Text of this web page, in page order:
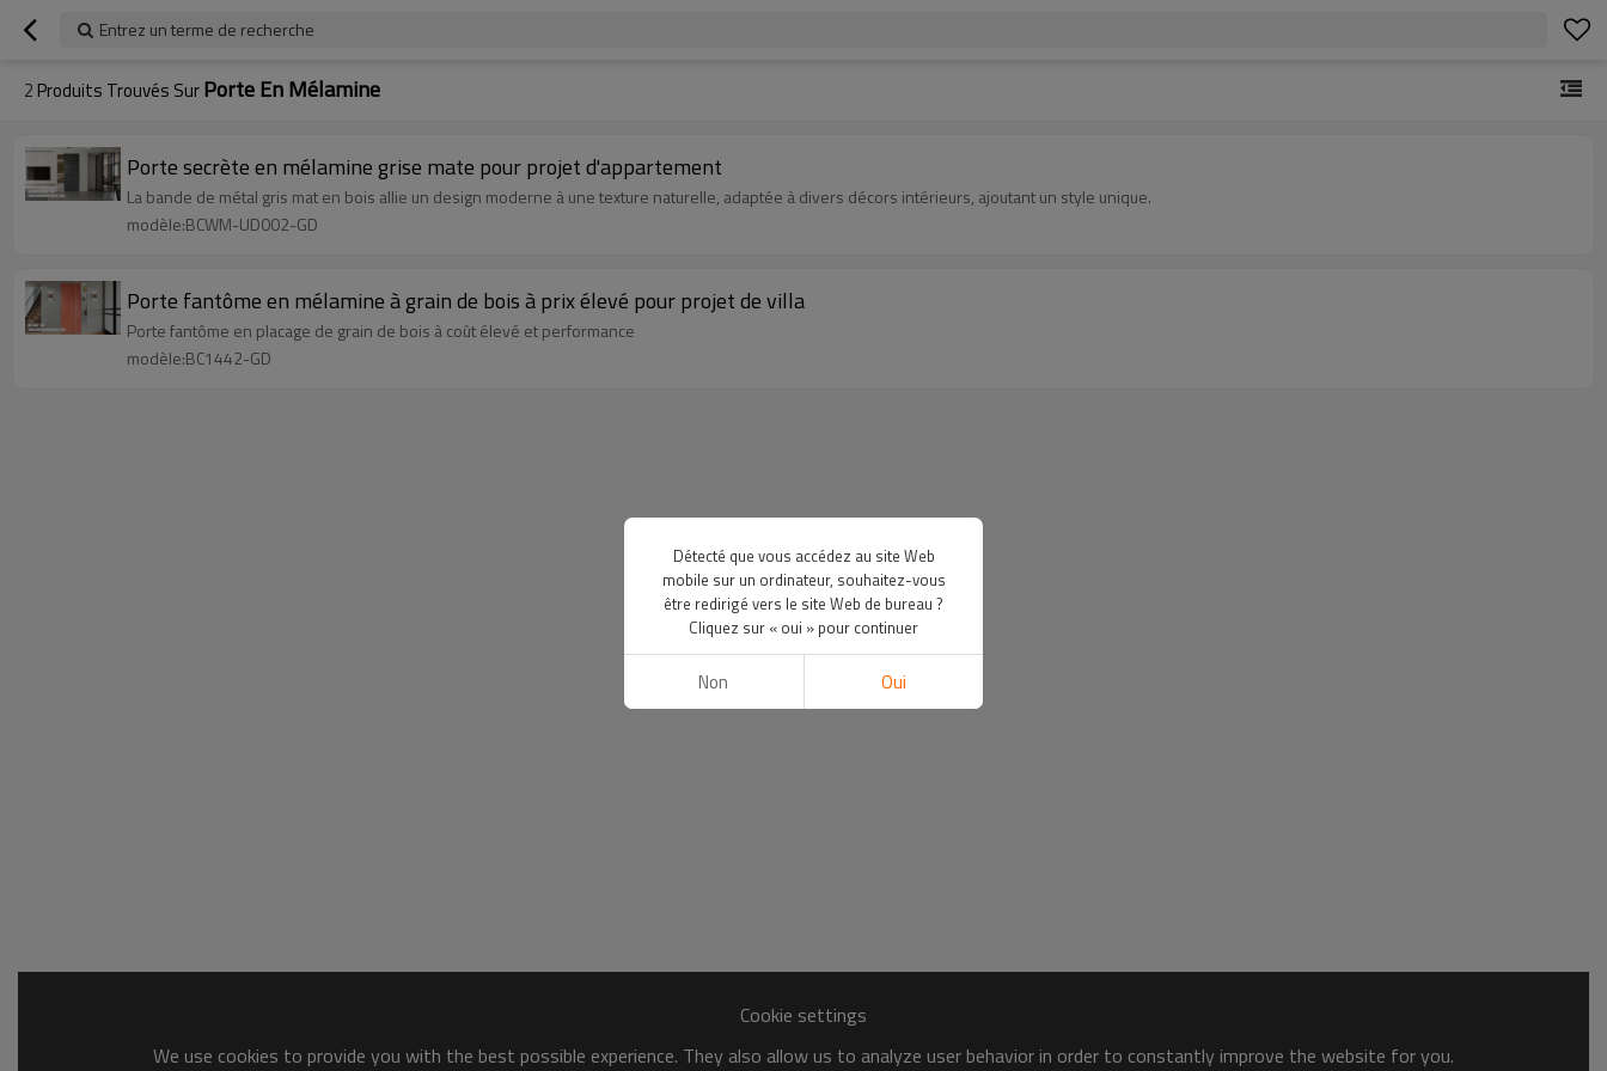
Entrez un terme de recherche
2 Produits Trouvés SurPorte En Mélamine
Porte secrète en mélamine grise mate pour projet d'appartement
La bande de métal gris mat en bois allie un design moderne à une texture naturelle, adaptée à divers décors intérieurs, ajoutant un style unique.
modèle:BCWM-UD002-GD
Porte fantôme en mélamine à grain de bois à prix élevé pour projet de villa
Porte fantôme en placage de grain de bois à coût élevé et performance
modèle:BC1442-GD
Cookie settings
We use cookies to provide you with the best possible experience. They also allow us to analyze user behavior in order to constantly improve the website for you.
Détecté que vous accédez au site Web
mobile sur un ordinateur, souhaitez-vous
être redirigé vers le site Web de bureau ?
Cliquez sur « oui » pour continuer
Non Oui